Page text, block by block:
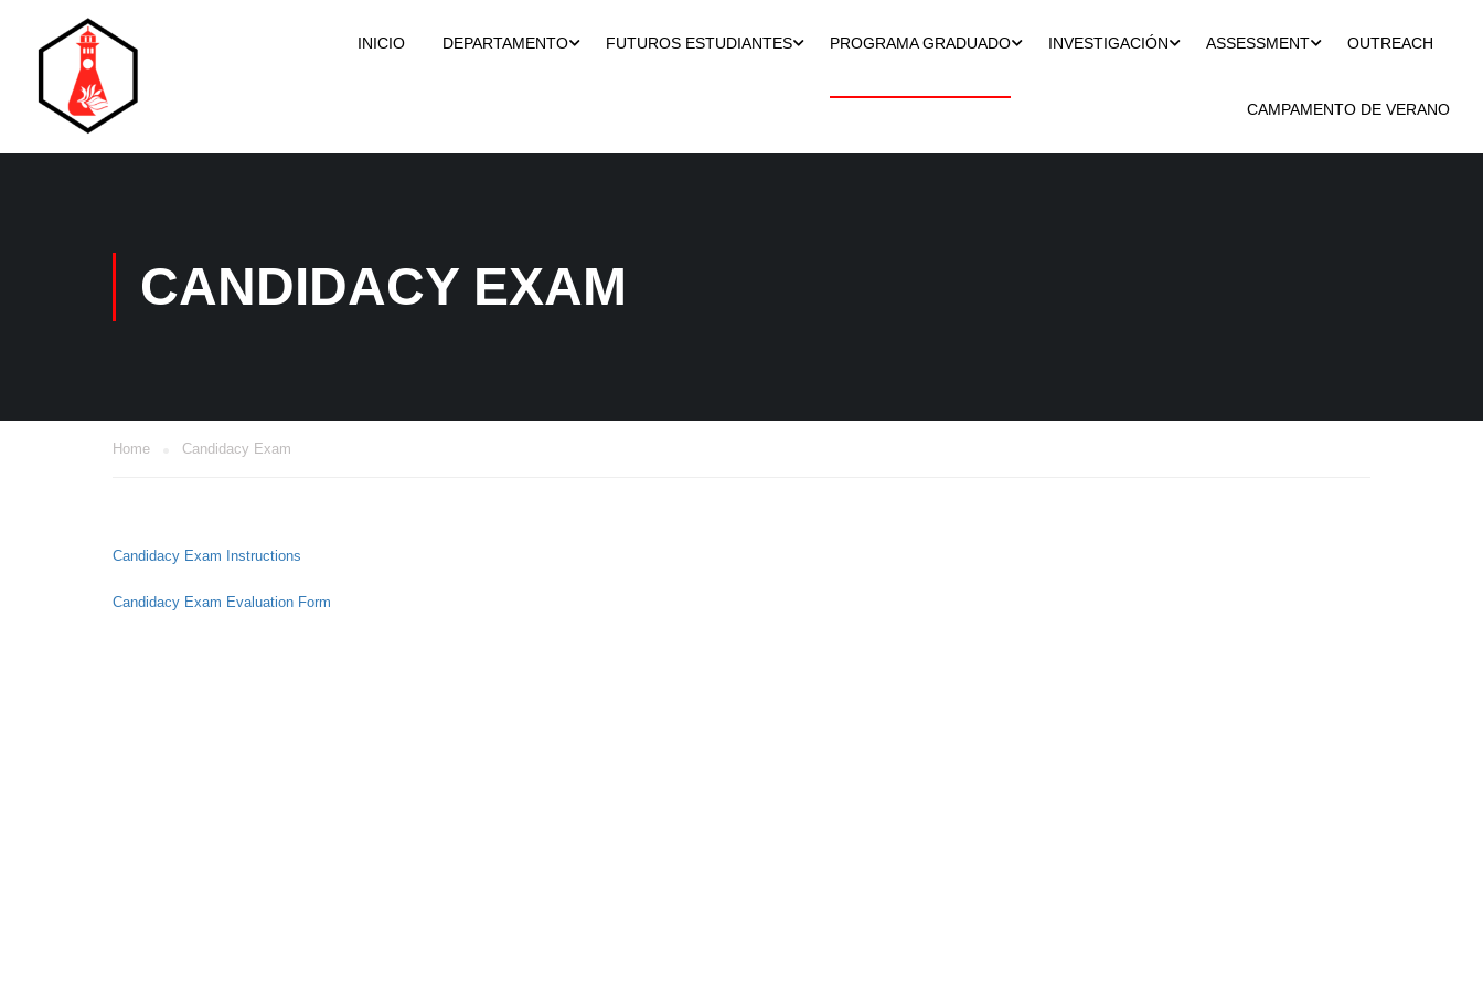
INICIO DEPARTAMENTO FUTUROS ESTUDIANTES PROGRAMA GRADUADO INVESTIGACIÓN ASSESSMENT OUTREACH
CAMPAMENTO DE VERANO
CANDIDACY EXAM
Home Candidacy Exam
Candidacy Exam Instructions
Candidacy Exam Evaluation Form